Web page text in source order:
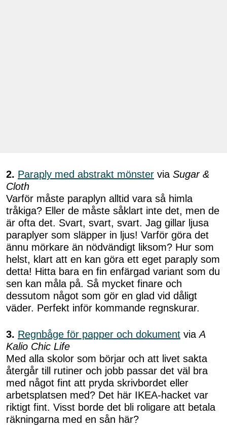
2. Paraply med abstrakt mönster via Sugar &
Cloth
Varför måste paraplyn alltid vara så himla
tråkiga? Eller de måste såklart inte det, men de
är ofta det. Svart, svart, svart. Jag gillar ljusa
paraplyer som släpper in ljus! Varför göra det
ännu mörkare än nödvändigt liksom? Hur som
helst, klart att en kan göra ett eget paraply som
detta! Hitta bara en fin enfärgad variant som du
sen kan måla på. Så mycket finare och
dessutom något som gör en glad vid dåligt
väder. Perfekt inför kommande regnskurar.
3. Regnbåge för papper och dokument viaA
Kalio Chic Life
Med alla skolor som börjar och att livet sakta
återgår till rutiner och jobb passar det väl bra
med något fint att pryda skrivbordet eller
arbetsplatsen med? Det här IKEA-hacket var
riktigt fint. Visst borde det bli roligare att betala
räkningarna med en sån här?